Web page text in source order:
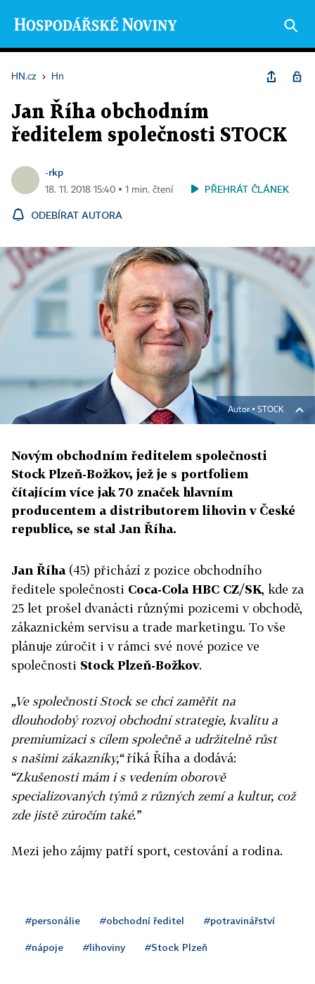
HN.cz › Hn
Jan Říha obchodním
ředitelem společnosti STOCK
-rkp
18. 11. 2018 15:40 ▪ 1 min. čtení PŘEHRÁT ČLÁNEK
ODEBÍRAT AUTORA
Autor ▪ STOCK
Novým obchodním ředitelem společnosti
Stock Plzeň-Božkov, jež je s portfoliem
čítajícím více jak 70 značek hlavním
producentem a distributorem lihovin v České
republice, se stal Jan Říha.
Jan Říha (45) přichází z pozice obchodního
ředitele společnosti Coca-Cola HBC CZ/SK, kde za
25 let prošel dvanácti různými pozicemi v obchodě,
zákaznickém servisu a trade marketingu. To vše
plánuje zúročit i v rámci své nové pozice ve
společnosti Stock Plzeň-Božkov.
„Ve společnosti Stock se chci zaměřit na
dlouhodobý rozvoj obchodní strategie, kvalitu a
premiumizaci s cílem společně a udržitelně růst
s našimi zákazníky,“říká Říha a dodává:
“Zkušenosti mám i s vedením oborově
specializovaných týmů z různých zemí a kultur, což
zde jistě zúročím také.”
Mezi jeho zájmy patří sport, cestování a rodina.
#personálie #obchodní ředitel #potravinářství
#nápoje #lihoviny #Stock Plzeň